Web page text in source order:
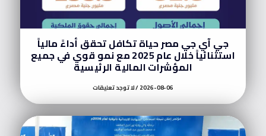
جي آي جي مصر حياة تكافل تحقق أداءً مالياً
استثنائياً خلال عام 2025 مع نمو قوي في جميع
المؤشرات المالية الرئيسية
2026-08-06 لا توجد تعليقات